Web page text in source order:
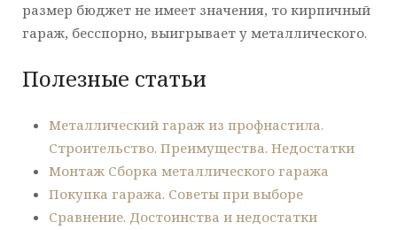
размер бюджет не имеет значения, то кирпичный
гараж, бесспорно, выигрывает у металлического.
Полезные статьи
Металлический гараж из профнастила.
Строительство. Преимущества. Недостатки
Монтаж Сборка металлического гаража
Покупка гаража. Советы при выборе
Сравнение. Достоинства и недостатки